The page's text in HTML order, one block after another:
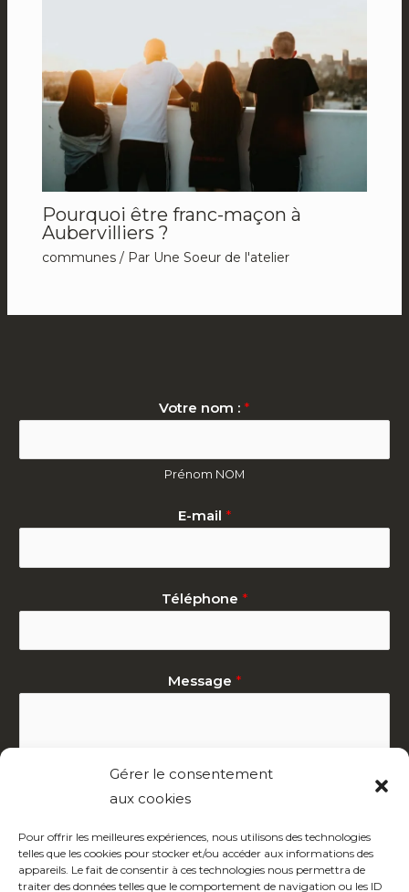
Gérer le consentement
aux cookies
Pour offrir les meilleures expériences, nous utilisons des technologies
telles que les cookies pour stocker et/ou accéder aux informations des
appareils. Le fait de consentir à ces technologies nous permettra de
traiter des données telles que le comportement de navigation ou les ID
Pourquoi être franc-maçon à
Aubervilliers ?
communes/ Par Une Soeur de l'atelier
Votre nom : *
Prénom NOM
E-mail *
Téléphone *
Message *
Contactez-nous !